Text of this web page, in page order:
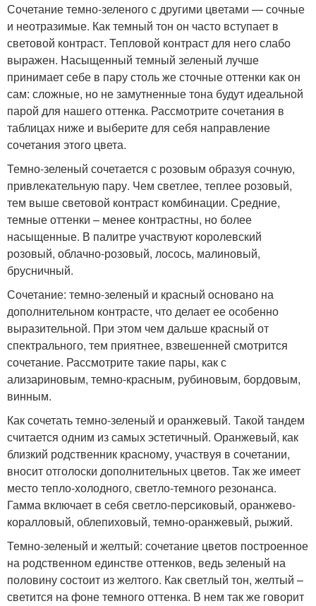
Сочетание темно-зеленого с другими цветами — сочные
и неотразимые. Как темный тон он часто вступает в
световой контраст. Тепловой контраст для него слабо
выражен. Насыщенный темный зеленый лучше
принимает себе в пару столь же сточные оттенки как он
сам: сложные, но не замутненные тона будут идеальной
парой для нашего оттенка. Рассмотрите сочетания в
таблицах ниже и выберите для себя направление
сочетания этого цвета.
Темно-зеленый сочетается с розовым образуя сочную,
привлекательную пару. Чем светлее, теплее розовый,
тем выше световой контраст комбинации. Средние,
темные оттенки – менее контрастны, но более
насыщенные. В палитре участвуют королевский
розовый, облачно-розовый, лосось, малиновый,
брусничный.
Сочетание: темно-зеленый и красный основано на
дополнительном контрасте, что делает ее особенно
выразительной. При этом чем дальше красный от
спектрального, тем приятнее, взвешенней смотрится
сочетание. Рассмотрите такие пары, как с
ализариновым, темно-красным, рубиновым, бордовым,
винным.
Как сочетать темно-зеленый и оранжевый. Такой тандем
считается одним из самых эстетичный. Оранжевый, как
близкий родственник красному, участвуя в сочетании,
вносит отголоски дополнительных цветов. Так же имеет
место тепло-холодного, светло-темного резонанса.
Гамма включает в себя светло-персиковый, оранжево-
коралловый, облепиховый, темно-оранжевый, рыжий.
Темно-зеленый и желтый: сочетание цветов построенное
на родственном единстве оттенков, ведь зеленый на
половину состоит из желтого. Как светлый тон, желтый –
светится на фоне темного оттенка. В нем так же говорит